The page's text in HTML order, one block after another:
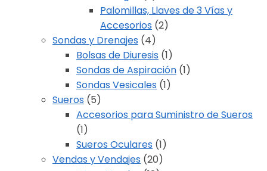
Palomillas, Llaves de 3 Vías y
Accesorios (2)
Sondas y Drenajes (4)
Bolsas de Diuresis (1)
Sondas de Aspiración (1)
Sondas Vesicales (1)
Sueros (5)
Accesorios para Suministro de Sueros
(1)
Sueros Oculares (1)
Vendas y Vendajes (20)